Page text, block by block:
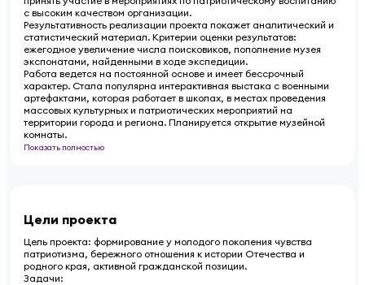
с высоким качеством организации.
Результативность реализации проекта покажет аналитический и
статистический материал. Критерии оценки результатов:
ежегодное увеличение числа поисковиков, пополнение музея
экспонатами, найденными в ходе экспедиции.
Работа ведется на постоянной основе и имеет бессрочный
характер. Стала популярна интерактивная выстака с военными
артефактами, которая работает в школах, в местах проведения
массовых культурных и патриотических мероприятий на
территории города и региона. Планируется открытие музейной
комнаты.
Показать полностью
Цели проекта
Цель проекта: формирование у молодого поколения чувства
патриотизма, бережного отношения к истории Отечества и
родного края, активной гражданской позиции.
Задачи: